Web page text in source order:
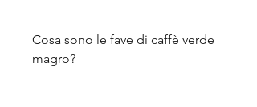
Cosa sono le fave di caffè verde
magro?